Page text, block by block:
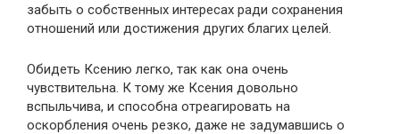
забыть о собственных интересах ради сохранения
отношений или достижения других благих целей.
Обидеть Ксению легко, так как она очень
чувствительна. К тому же Ксения довольно
вспыльчива, и способна отреагировать на
оскорбления очень резко, даже не задумавшись о